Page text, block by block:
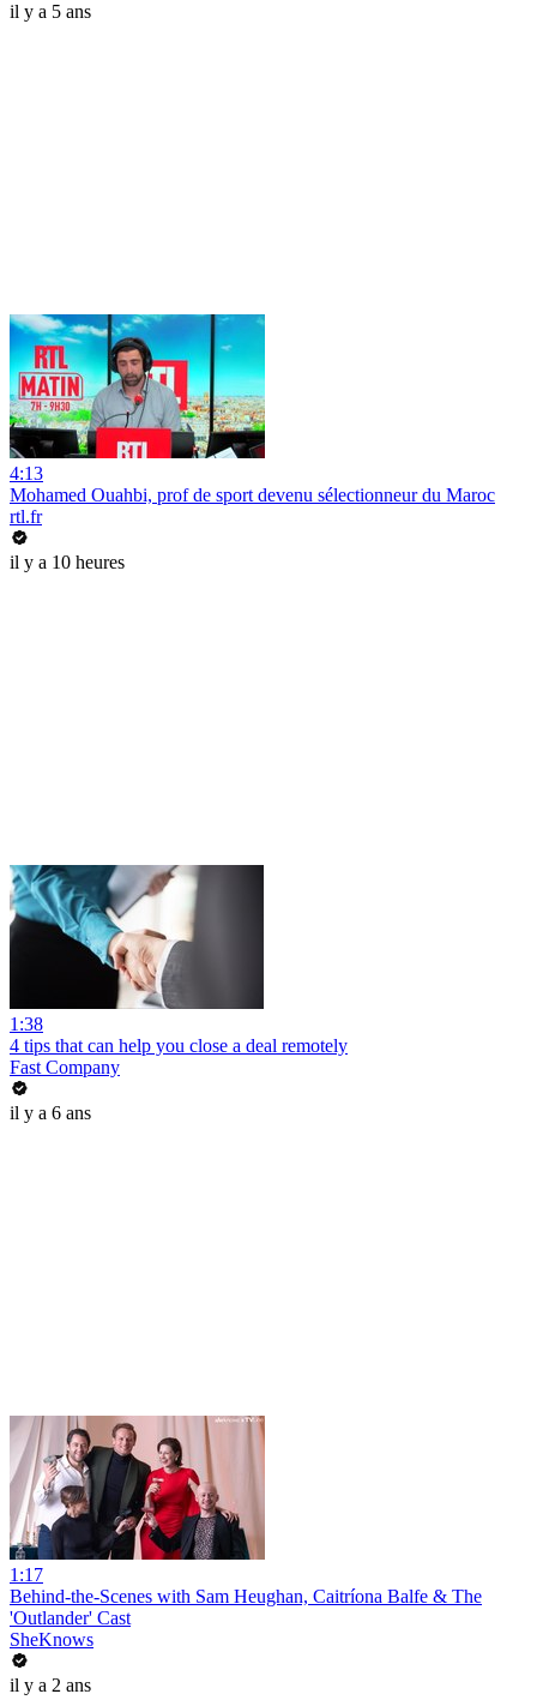
il y a 5 ans
4:13
Mohamed Ouahbi, prof de sport devenu sélectionneur du Maroc
rtl.fr
il y a 10 heures
1:38
4 tips that can help you close a deal remotely
Fast Company
il y a 6 ans
1:17
Behind-the-Scenes with Sam Heughan, Caitríona Balfe & The
'Outlander' Cast
SheKnows
il y a 2 ans